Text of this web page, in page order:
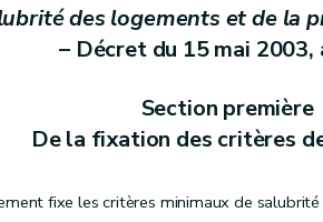
du 1er juin 2017, art. 13)
juin 2017, art. 14)
des logements et de la
– Décret du 15 mai 2003,
Section première
De la fixation des critères
fixe les critères minimaux de